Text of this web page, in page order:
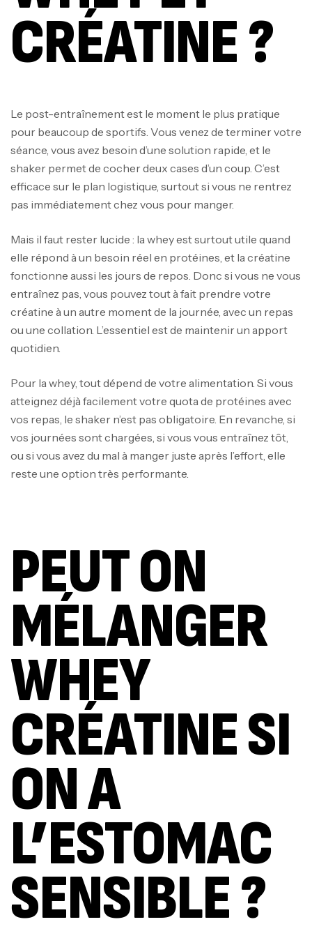
CRÉATINE ?
Le post-entraînement est le moment le plus pratique
pour beaucoup de sportifs. Vous venez de terminer votre
séance, vous avez besoin d’une solution rapide, et le
shaker permet de cocher deux cases d’un coup. C’est
efficace sur le plan logistique, surtout si vous ne rentrez
pas immédiatement chez vous pour manger.
Mais il faut rester lucide : la whey est surtout utile quand
elle répond à un besoin réel en protéines, et la créatine
fonctionne aussi les jours de repos. Donc si vous ne vous
entraînez pas, vous pouvez tout à fait prendre votre
créatine à un autre moment de la journée, avec un repas
ou une collation. L’essentiel est de maintenir un apport
quotidien.
Pour la whey, tout dépend de votre alimentation. Si vous
atteignez déjà facilement votre quota de protéines avec
vos repas, le shaker n’est pas obligatoire. En revanche, si
vos journées sont chargées, si vous vous entraînez tôt,
ou si vous avez du mal à manger juste après l’effort, elle
reste une option très performante.
PEUT ON
MÉLANGER
WHEY
CRÉATINE SI
ON A
L’ESTOMAC
SENSIBLE ?